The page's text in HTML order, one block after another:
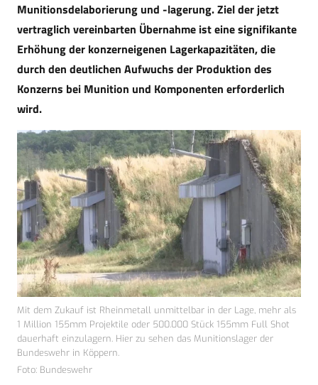
Munitionsdelaborierung und -lagerung. Ziel der jetzt
vertraglich vereinbarten Übernahme ist eine signifikante
Erhöhung der konzerneigenen Lagerkapazitäten, die
durch den deutlichen Aufwuchs der Produktion des
Konzerns bei Munition und Komponenten erforderlich
wird.
Mit dem Zukauf ist Rheinmetall unmittelbar in der Lage, mehr als
1 Million 155mm Projektile oder 500.000 Stück 155mm Full Shot
dauerhaft einzulagern. Hier zu sehen das Munitionslager der
Bundeswehr in Köppern.
Foto: Bundeswehr